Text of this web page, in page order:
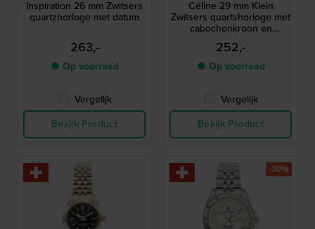
Inspiration 26 mm Zwitsers
quartzhorloge met datum
263,-
● Op voorraad
Vergelijk
Bekijk Product
Céline 29 mm Klein
Zwitsers quartshorloge met
cabochonkroon en
Romeinse indexen
252,-
● Op voorraad
Vergelijk
Bekijk Product
-30%